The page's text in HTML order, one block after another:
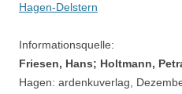
Hagen-Delstern
Informationsquelle:
Friesen, Hans; Holtmann,
Hagen: ardenkuverlag,